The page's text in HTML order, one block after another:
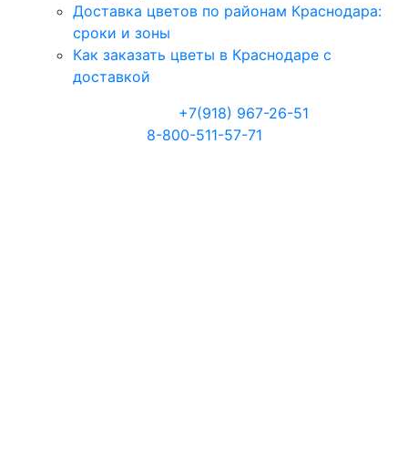
Доставка цветов по районам Краснодара:
сроки и зоны
Как заказать цветы в Краснодаре с
доставкой
+7(918) 967-26-51
8-800-511-57-71